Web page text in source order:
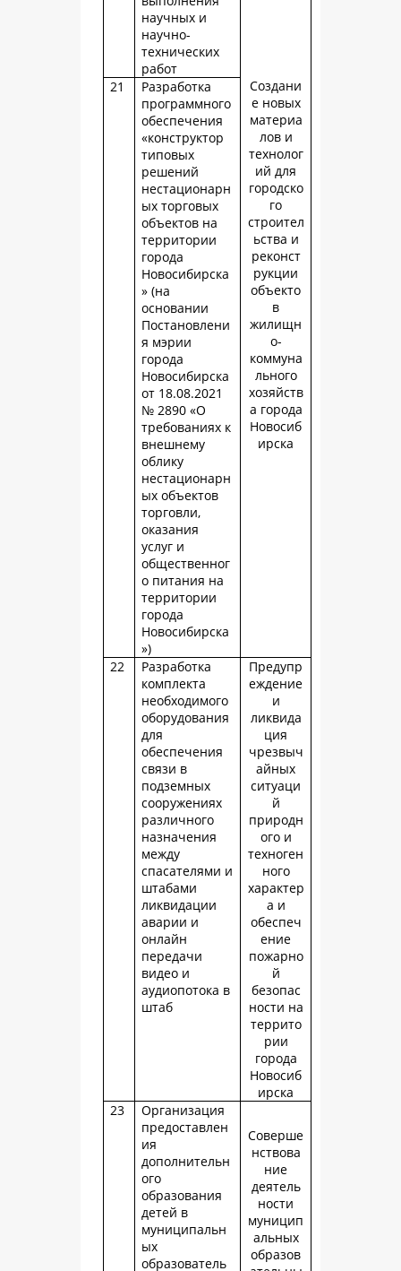
научных и
научно-
технических
работ
Создани
е новых
материа
лов и
технолог
ий для
городско
го
строител
ьства и
реконст
рукции
объекто
в
жилищн
о-
коммуна
льного
хозяйств
а города
Новосиб
ирска
21
Разработка
программного
обеспечения
«конструктор
типовых
решений
нестационарн
ых торговых
объектов на
территории
города
Новосибирска
» (на
основании
Постановлени
я мэрии
города
Новосибирска
от 18.08.2021
№ 2890 «О
требованиях к
внешнему
облику
нестационарн
ых объектов
торговли,
оказания
услуг и
общественног
о питания на
территории
города
Новосибирска
»)
22
Разработка
комплекта
необходимого
оборудования
для
обеспечения
связи в
подземных
сооружениях
различного
назначения
между
спасателями и
штабами
ликвидации
аварии и
онлайн
передачи
видео и
аудиопотока в
штаб
Предупр
еждение
и
ликвида
ция
чрезвыч
айных
ситуаци
й
природн
ого и
техноген
ного
характер
а и
обеспеч
ение
пожарно
й
безопас
ности на
террито
рии
города
Новосиб
ирска
23
Организация
предоставлен
ия
дополнительн
ого
образования
детей в
муниципальн
ых
образователь
Соверше
нствова
ние
деятель
ности
муницип
альных
образов